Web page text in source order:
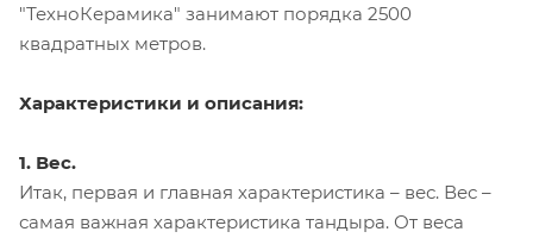
"ТехноКерамика" занимают порядка 2500
квадратных метров.
Характеристики и описания:
1. Вес.
Итак, первая и главная характеристика – вес. Вес –
самая важная характеристика тандыра. От веса